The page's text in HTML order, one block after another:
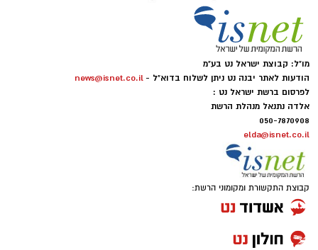
מו"ל: קבוצת ישראל נט בע"מ
הודעות לאתר יבנה נט ניתן לשלוח בדוא"ל - news@isnet.co.il
לפרסום ברשת ישראל נט :
אלדה נתנאל מנהלת הרשת
050-7870908
elda@isnet.co.il
קבוצת התקשורת ומקומוני הרשת: